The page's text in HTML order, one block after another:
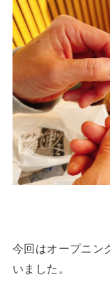
今回はオープニン
いました。